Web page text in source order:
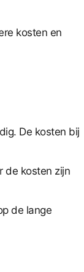
kosten en
De kosten bij
de kosten zijn
de lange